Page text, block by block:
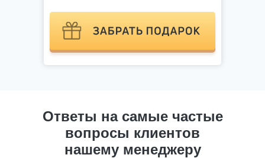
Ответы на самые частые
вопросы клиентов
нашему менеджеру